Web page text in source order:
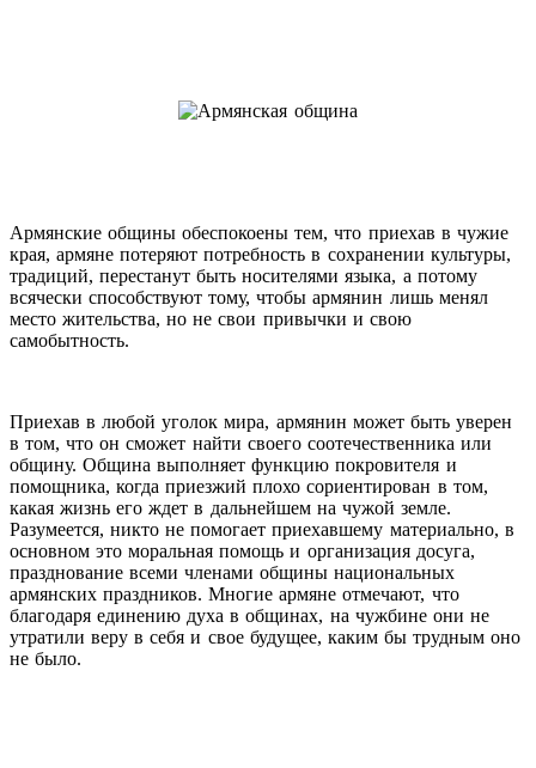
Армянские общины обеспокоены тем, что приехав в чужие
края, армяне потеряют потребность в сохранении культуры,
традиций, перестанут быть носителями языка, а потому
всячески способствуют тому, чтобы армянин лишь менял
место жительства, но не свои привычки и свою
самобытность.
Приехав в любой уголок мира, армянин может быть уверен
в том, что он сможет найти своего соотечественника или
общину. Община выполняет функцию покровителя и
помощника, когда приезжий плохо сориентирован в том,
какая жизнь его ждет в дальнейшем на чужой земле.
Разумеется, никто не помогает приехавшему материально, в
основном это моральная помощь и организация досуга,
празднование всеми членами общины национальных
армянских праздников. Многие армяне отмечают, что
благодаря единению духа в общинах, на чужбине они не
утратили веру в себя и свое будущее, каким бы трудным оно
не было.